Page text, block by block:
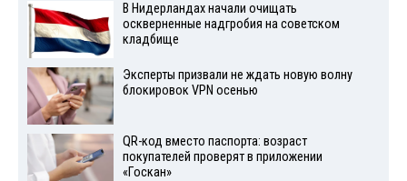
В Нидерландах начали очищать
оскверненные надгробия на советском
кладбище
Эксперты призвали не ждать новую волну
блокировок VPN осенью
QR-код вместо паспорта: возраст
покупателей проверят в приложении
«Госкан»